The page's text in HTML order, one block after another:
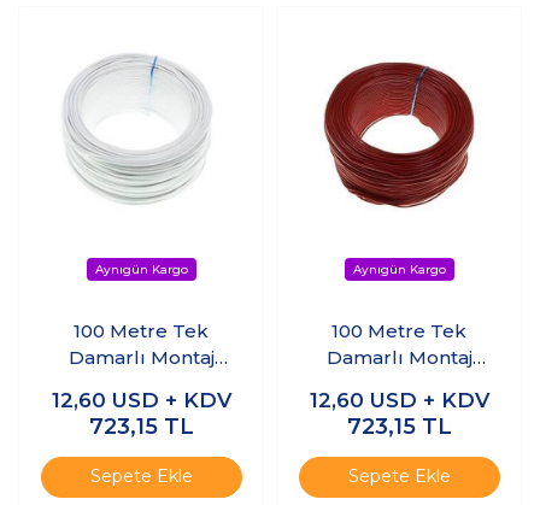
100 Metre Tek
Damarlı Montaj
12,60 USD + KDV
723,15 TL
Sepete Ekle
100 Metre Tek
Damarlı Montaj
12,60 USD + KDV
723,15 TL
Sepete Ekle